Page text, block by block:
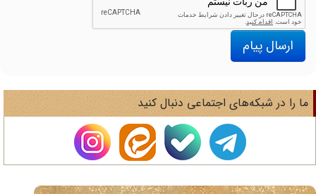
ارسال پیام
را در شبکه‌های اجتماعی دنبال کنید